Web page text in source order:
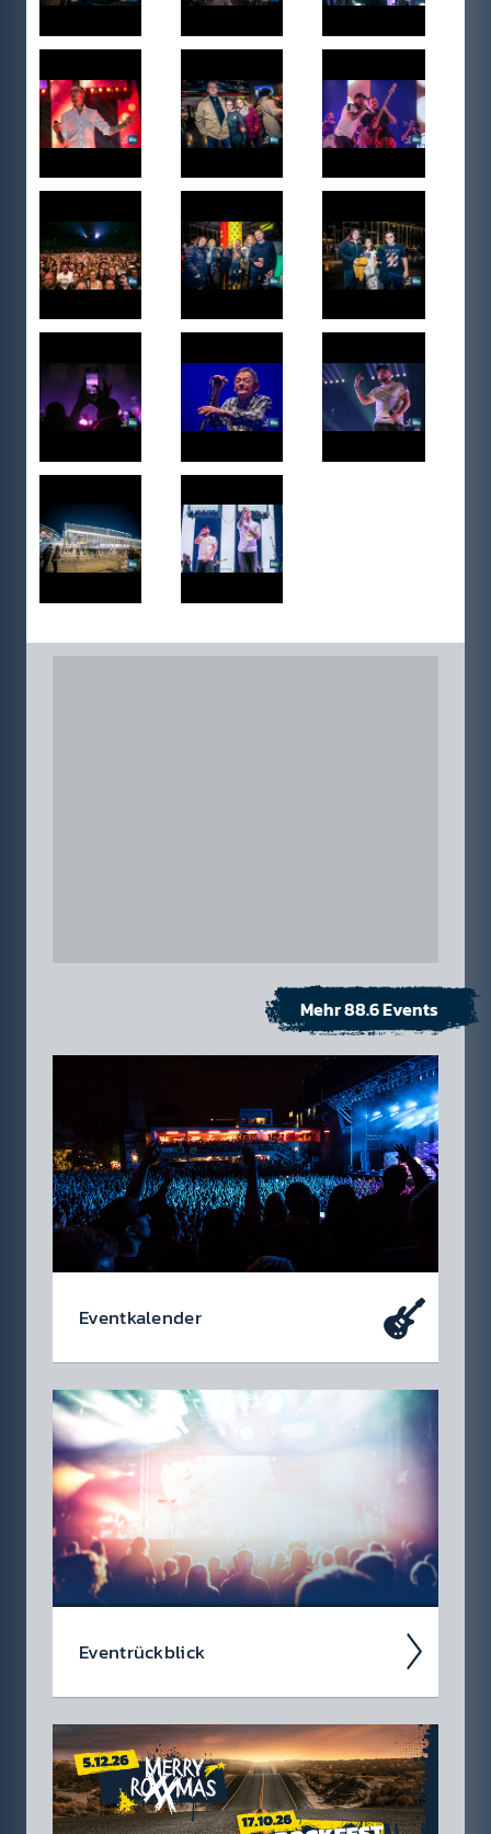
Mehr 88.6 Events
Event­kalen­der
Da soll­test du dabei sein – oder zu­mindest
so tun als ob. Die wir­klich coolen Events, die
du dir heute schon in den Kalen­der ein­tragen
soll­test.
Event­rück­blick
Wir blicken auf coole 88.6 Events zurück.